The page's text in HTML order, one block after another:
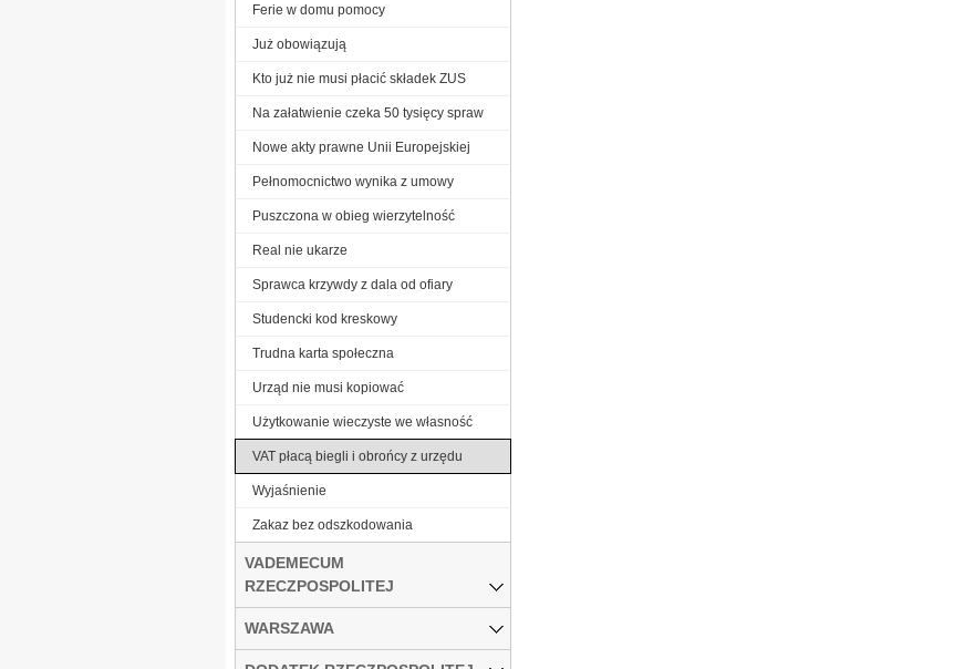
Ferie w domu pomocy
Już obowiązują
Kto już nie musi płacić składek ZUS
Na załatwienie czeka 50 tysięcy spraw
Nowe akty prawne Unii Europejskiej
Pełnomocnictwo wynika z umowy
Puszczona w obieg wierzytelność
Real nie ukarze
Sprawca krzywdy z dala od ofiary
Studencki kod kreskowy
Trudna karta społeczna
Urząd nie musi kopiować
Użytkowanie wieczyste we własność
VAT płacą biegli i obrońcy z urzędu
Wyjaśnienie
Zakaz bez odszkodowania
VADEMECUM
RZECZPOSPOLITEJ
WARSZAWA